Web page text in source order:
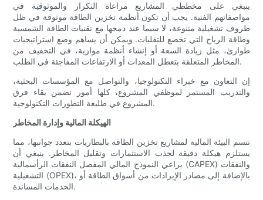
ينبغي على مخططي المشاريع مراعاة التكرار والموثوقية في
مواصفاتهم الفنية. يجب أن تكون أنظمة تخزين الطاقة موثوقة في ظل
ظروف تشغيلية متنوعة، لا سيما عند دمجها مع تقنيات الطاقة الشمسية
وطاقة الرياح التي تخضع للتقلبات. ويمكن أن يساهم وضع استراتيجيات
طوارئ، مثل زيادة السعة أو إنشاء أنظمة موازية، في التخفيف من
المخاطر المتعلقة بتعطل المعدات أو الارتفاعات المفاجئة في الطلب.
إن التعاون مع خبراء التكنولوجيا، والتواصل مع المؤسسات البحثية،
والتدريب المستمر لموظفي المشروع، كلها أمور تضمن بقاء فرق
المشروع في طليعة التطورات التكنولوجية.
الهيكلة المالية وإدارة المخاطر
تتسم البيئة المالية لمشاريع تخزين الطاقة بالبطاريات بتعدد جوانبها، مما
يستلزم هيكلة دقيقة لجذب الاستثمارات وتقليل المخاطر. ينبغي أن
يراعي النموذج المالي المفصل النفقات الرأسمالية (CAPEX) والنفقات
التشغيلية (OPEX)، بالإضافة إلى مصادر الإيرادات من أسواق الطاقة أو
الخدمات المساندة.